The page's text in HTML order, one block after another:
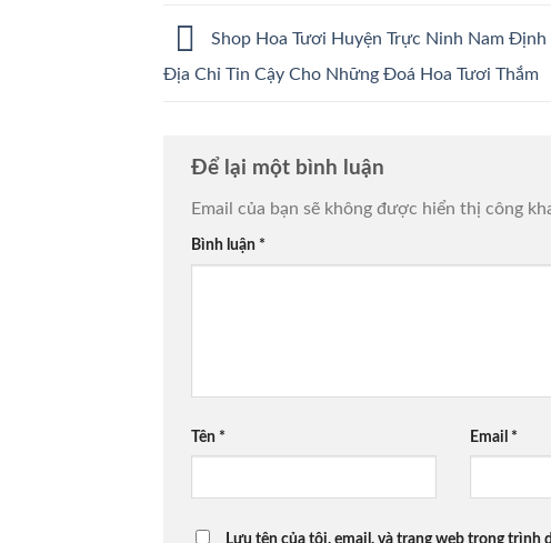
Shop Hoa Tươi Huyện Trực Ninh Nam Định
Địa Chỉ Tin Cậy Cho Những Đoá Hoa Tươi Thắm
Để lại một bình luận
Email của bạn sẽ không được hiển thị công
Bình luận *
Tên * Email *
Lưu tên của tôi, email, và trang web trong trình